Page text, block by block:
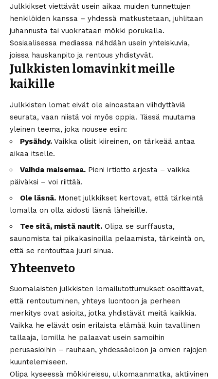
Julkkikset viettävät usein aikaa muiden tunnettujen
henkilöiden kanssa – yhdessä matkustetaan, juhlitaan
juhannusta tai vuokrataan mökki porukalla.
Sosiaalisessa mediassa nähdään usein yhteiskuvia,
joissa hauskanpito ja rentous yhdistyvät.
Julkkisten lomavinkit meille
kaikille
Julkkisten lomat eivät ole ainoastaan viihdyttäviä
seurata, vaan niistä voi myös oppia. Tässä muutama
yleinen teema, joka nousee esiin:
Pysähdy. Vaikka olisit kiireinen, on tärkeää antaa
aikaa itselle.
Vaihda maisemaa. Pieni irtiotto arjesta – vaikka
päiväksi – voi riittää.
Ole läsnä. Monet julkkikset kertovat, että tärkeintä
lomalla on olla aidosti läsnä läheisille.
Tee sitä, mistä nautit. Olipa se surffausta,
saunomista tai pikakasinoilla pelaamista, tärkeintä on,
että se rentouttaa juuri sinua.
Yhteenveto
Suomalaisten julkkisten lomailutottumukset osoittavat,
että rentoutuminen, yhteys luontoon ja perheen
merkitys ovat asioita, jotka yhdistävät meitä kaikkia.
Vaikka he elävät osin erilaista elämää kuin tavallinen
tallaaja, lomilla he palaavat usein samoihin
perusasioihin – rauhaan, yhdessäoloon ja omien rajojen
kuuntelemiseen.
Olipa kyseessä mökkireissu, ulkomaanmatka, aktiivinen